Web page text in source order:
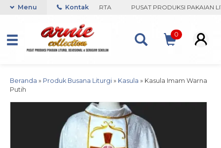
BORO, YOGYAKARTA PUSAT PRODUKSI PAKAIAN
Menu Kontak
0
Beranda » Produk Busana Liturgi » Kasula » Kasula Imam Warna
Putih